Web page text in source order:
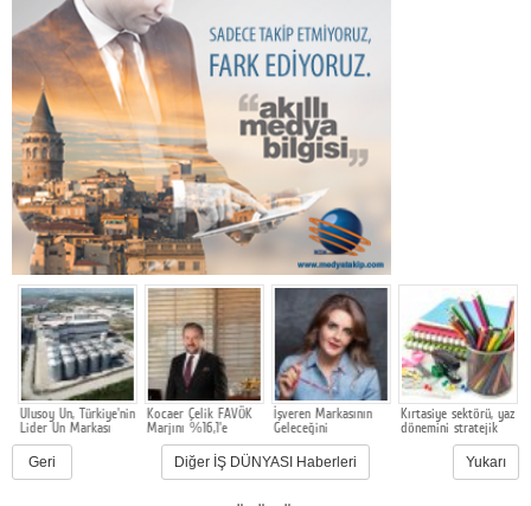
Ulusoy Un, Türkiye'nin
Lider Un Markası
Olmayı Sürdürüyor
Kocaer Çelik FAVÖK
Marjını %16,1'e
Yükselterek Bilanço
Yapısını
Güçlendirmeye
Devam Etti
İşveren Markasının
Geleceğini
Şekillendiren
Akademi 16. Kez
Başlıyor
Kırtasiye sektörü, yaz
dönemini stratejik
hazırlık ve dönüşüm
süreciyle yönetiyor
Geri Diğer İŞ DÜNYASI Haberleri Yukarı